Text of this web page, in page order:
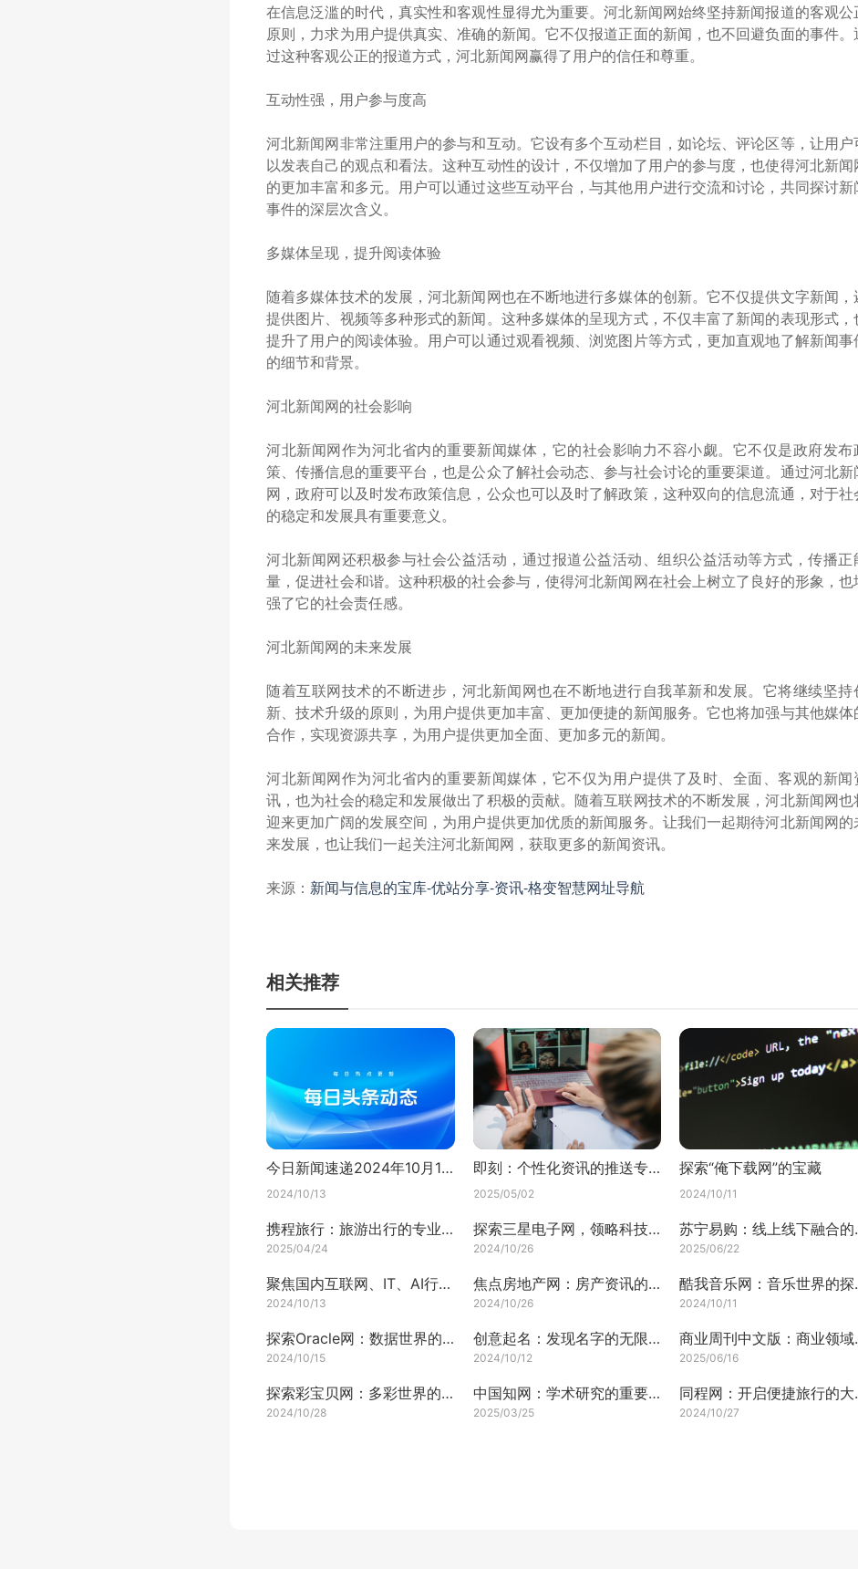
在信息泛滥的时代，真实性和客观性显得尤为重要。河北新闻网始终坚持新闻报道的客观公
原则，力求为用户提供真实、准确的新闻。它不仅报道正面的新闻，也不回避负面的事件。
过这种客观公正的报道方式，河北新闻网赢得了用户的信任和尊重。
互动性强，用户参与度高
河北新闻网非常注重用户的参与和互动。它设有多个互动栏目，如论坛、评论区等，让用户
以发表自己的观点和看法。这种互动性的设计，不仅增加了用户的参与度，也使得河北新闻
的更加丰富和多元。用户可以通过这些互动平台，与其他用户进行交流和讨论，共同探讨新
事件的深层次含义。
多媒体呈现，提升阅读体验
随着多媒体技术的发展，河北新闻网也在不断地进行多媒体的创新。它不仅提供文字新闻，
提供图片、视频等多种形式的新闻。这种多媒体的呈现方式，不仅丰富了新闻的表现形式，
提升了用户的阅读体验。用户可以通过观看视频、浏览图片等方式，更加直观地了解新闻事
的细节和背景。
河北新闻网的社会影响
河北新闻网作为河北省内的重要新闻媒体，它的社会影响力不容小觑。它不仅是政府发布
策、传播信息的重要平台，也是公众了解社会动态、参与社会讨论的重要渠道。通过河北新
网，政府可以及时发布政策信息，公众也可以及时了解政策，这种双向的信息流通，对于社
的稳定和发展具有重要意义。
河北新闻网还积极参与社会公益活动，通过报道公益活动、组织公益活动等方式，传播正
量，促进社会和谐。这种积极的社会参与，使得河北新闻网在社会上树立了良好的形象，也
强了它的社会责任感。
河北新闻网的未来发展
随着互联网技术的不断进步，河北新闻网也在不断地进行自我革新和发展。它将继续坚持
新、技术升级的原则，为用户提供更加丰富、更加便捷的新闻服务。它也将加强与其他媒体
合作，实现资源共享，为用户提供更加全面、更加多元的新闻。
河北新闻网作为河北省内的重要新闻媒体，它不仅为用户提供了及时、全面、客观的新闻
讯，也为社会的稳定和发展做出了积极的贡献。随着互联网技术的不断发展，河北新闻网也
迎来更加广阔的发展空间，为用户提供更加优质的新闻服务。让我们一起期待河北新闻网的
来发展，也让我们一起关注河北新闻网，获取更多的新闻资讯。
来源： 新闻与信息的宝库-优站分享-资讯-格变智慧网址导航
相关推荐
今日新闻速递2024年10月13日
2024/10/13
即刻：个性化资讯的推送专家
2025/05/02
探索“俺下载网”的宝藏
2024/10/11
携程旅行：旅游出行的专业管家
2025/04/24
探索三星电子网，领略科技魅力
2024/10/26
苏宁易
2025/06/22
聚焦国内互联网、IT、AI行业动态
2024/10/13
焦点房地产网：房产资讯的热门之选
2024/10/26
酷我
2024/10/11
探索Oracle网：数据世界的桥梁
2024/10/15
创意起名：发现名字的无限可能
2024/10/12
商业周
2025/06/16
探索彩宝贝网：多彩世界的一扇窗
2024/10/28
中国知网：学术研究的重要资源库
2025/03/25
同程
2024/10/27